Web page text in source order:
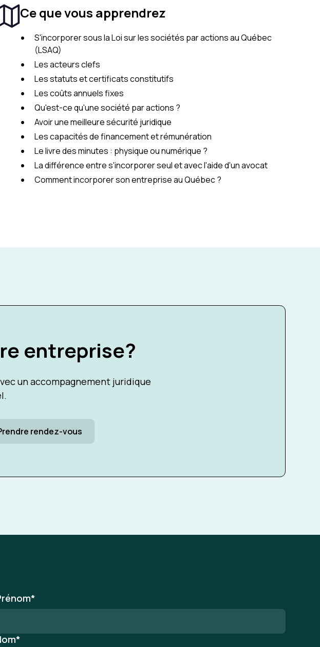
Ce que vous apprendrez
S'incorporer sous la Loi sur les sociétés par actions au Québec
(LSAQ)
Les acteurs clefs
Les statuts et certificats constitutifs
Les coûts annuels fixes
Qu'est-ce qu'une société par actions ?
Avoir une meilleure sécurité juridique
Les capacités de financement et rémunération
Le livre des minutes : physique ou numérique ?
La différence entre s'incorporer seul et avec l'aide d'un avocat
Comment incorporer son entreprise au Québec ?
entreprise?
un accompagnement juridique
rendez-vous
*
*